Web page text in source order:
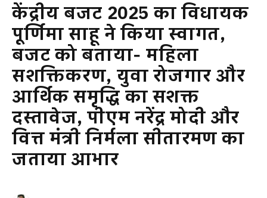
केंद्रीय बजट 2025 का विधायक
पूर्णिमा साहू ने किया स्वागत,
बजट को बताया- महिला
सशक्तिकरण, युवा रोजगार और
आर्थिक समृद्धि का सशक्त
दस्तावेज, पीएम नरेंद्र मोदी और
वित्त मंत्री निर्मला सीतारमण का
जताया आभार